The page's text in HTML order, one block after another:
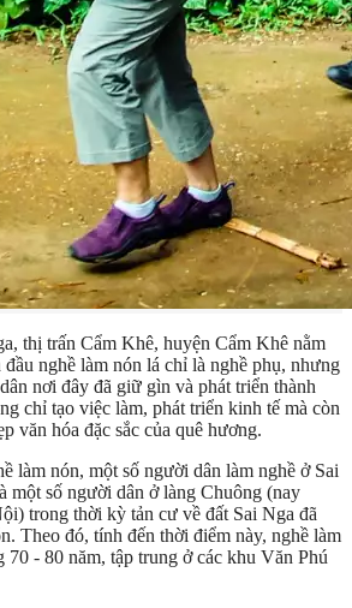
thị trấn Cẩm Khê, huyện Cẩm Khê nằm
nghề làm nón lá chỉ là nghề phụ, nhưng
nơi đây đã giữ gìn và phát triển thành
chỉ tạo việc làm, phát triển kinh tế mà còn
văn hóa đặc sắc của quê hương.
làm nón, một số người dân làm nghề ở Sai
một số người dân ở làng Chuông (nay
trong thời kỳ tản cư về đất Sai Nga đã
Theo đó, tính đến thời điểm này, nghề làm
70 - 80 năm, tập trung ở các khu Văn Phú